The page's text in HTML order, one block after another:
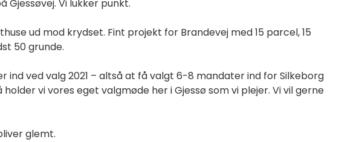
Vi lukker punkt.
ud mod krydset. Fint projekt for Brandevej med 15 parcel, 15
50 grunde.
ved valg 2021 – altså at få valgt 6-8 mandater ind for Silkeborg
vi vores eget valgmøde her i Gjessø som vi plejer. Vi vil gerne
glemt.